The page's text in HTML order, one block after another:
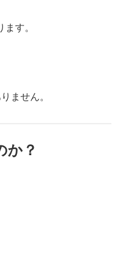
す。
ません。
か？